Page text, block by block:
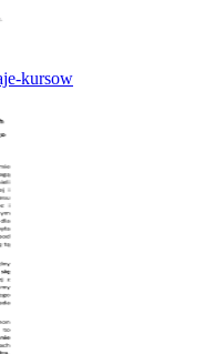
kursow